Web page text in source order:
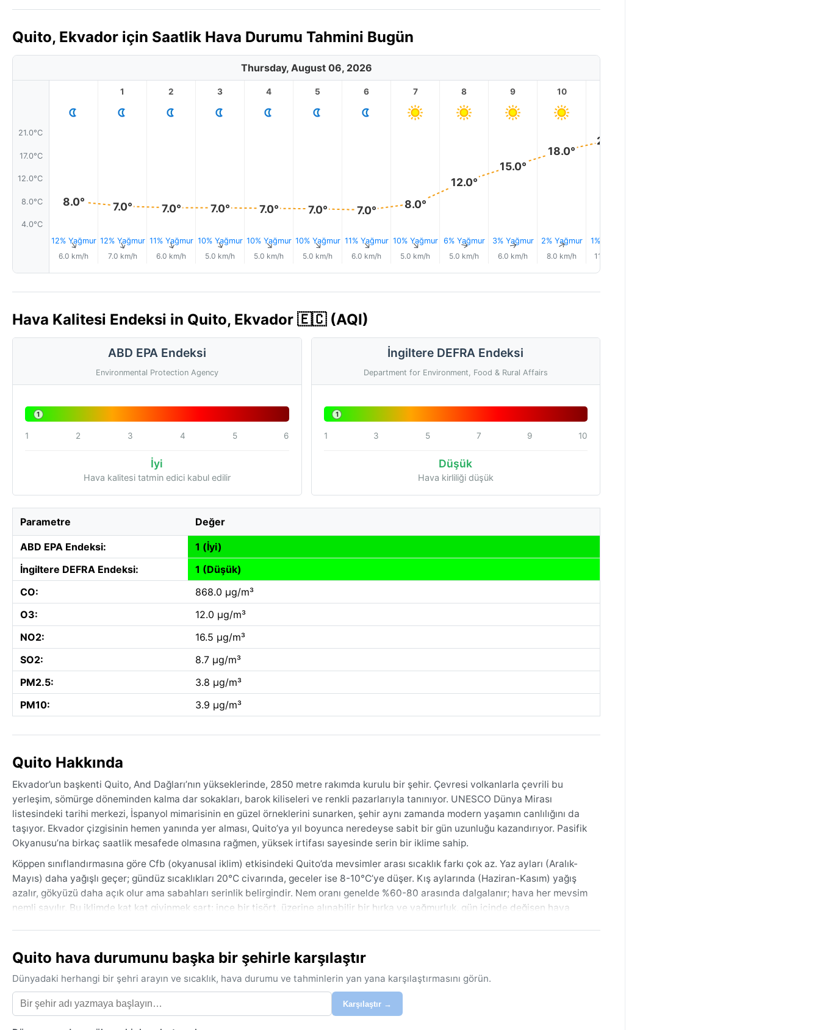
Quito, Ekvador için Saatlik Hava Durumu Tahmini Bugün
Thursday, August 06, 2026
21.0°C
17.0°C
12.0°C
8.0°C
4.0°C
8.0°
12% Yağmur
↑
6.0 km/h
1
7.0°
12% Yağmur
↑
7.0 km/h
2
7.0°
11% Yağmur
↑
6.0 km/h
3
7.0°
10% Yağmur
↑
5.0 km/h
4
7.0°
10% Yağmur
↑
5.0 km/h
5
7.0°
10% Yağmur
↑
5.0 km/h
6
7.0°
11% Yağmur
↑
6.0 km/h
7
8.0°
10% Yağmur
↑
5.0 km/h
8
12.0°
6% Yağmur
↑
5.0 km/h
9
15.0°
3% Yağmur
↑
6.0 km/h
10
18.0°
2% Yağmur
↑
8.0 km/h
20.0°
1% Yağmur
11.0 km/h
Hava Kalitesi Endeksi in Quito, Ekvador 🇪🇨 (AQI)
ABD EPA Endeksi
Environmental Protection Agency
1
1 2 3 4 5 6
İyi
Hava kalitesi tatmin edici kabul edilir
İngiltere DEFRA Endeksi
Department for Environment, Food & Rural Affairs
1
1 3 5 7 9 10
Düşük
Hava kirliliği düşük
Parametre Değer
ABD EPA Endeksi:
1 (İyi)
İngiltere DEFRA Endeksi:
1 (Düşük)
CO:
868.0 µg/m³
O3:
12.0 µg/m³
NO2:
16.5 µg/m³
SO2:
8.7 µg/m³
PM2.5:
3.8 µg/m³
PM10:
3.9 µg/m³
Quito Hakkında
Ekvador’un başkenti Quito, And Dağları’nın yükseklerinde, 2850 metre rakımda kurulu bir şehir. Çevresi volkanlarla çevrili bu
yerleşim, sömürge döneminden kalma dar sokakları, barok kiliseleri ve renkli pazarlarıyla tanınıyor. UNESCO Dünya Mirası
listesindeki tarihi merkezi, İspanyol mimarisinin en güzel örneklerini sunarken, şehir aynı zamanda modern yaşamın canlılığını da
taşıyor. Ekvador çizgisinin hemen yanında yer alması, Quito’ya yıl boyunca neredeyse sabit bir gün uzunluğu kazandırıyor. Pasifik
Okyanusu’na birkaç saatlik mesafede olmasına rağmen, yüksek irtifası sayesinde serin bir iklime sahip.
Köppen sınıflandırmasına göre Cfb (okyanusal iklim) etkisindeki Quito’da mevsimler arası sıcaklık farkı çok az. Yaz ayları (Aralık-
Mayıs) daha yağışlı geçer; gündüz sıcaklıkları 20°C civarında, geceler ise 8-10°C’ye düşer. Kış aylarında (Haziran-Kasım) yağış
azalır, gökyüzü daha açık olur ama sabahları serinlik belirgindir. Nem oranı genelde %60-80 arasında dalgalanır; hava her mevsim
nemli sayılır. Bu iklimde kat kat giyinmek şart: ince bir tişört, üzerine alınabilir bir hırka ve yağmurluk, gün içinde değişen hava
fazladır ve şehrin muhteşem volkan manzaralarını net görmek mümkündür. Yıl boyunca ekvatora yakınlığı sayesinde sıcaklık
istikrarlıdır, bu nedenle mevsim geçişleri sorun yaratmaz. Ancak yüksek rakım nedeniyle güneş koruyucu krem kullanmayı
unutmamak gerekir; UV ışınları burada oldukça güçlüdür. Önemli bir hava olayı olarak, zaman zaman El Niño etkisiyle yağış
rejiminde değişiklikler görülebilir, ancak Quito’da tipik bir muson, sis ya da kar beklenmez. Şehrin serin ve ılıman atmosferi,
ekvatora bu kadar yakın bir noktada böylesine farklı bir iklim yaşamanın şaşırtıcı keyfini sunar.
Quito hava durumunu başka bir şehirle karşılaştır
Dünyadaki herhangi bir şehri arayın ve sıcaklık, hava durumu ve tahminlerin yan yana karşılaştırmasını görün.
Karşılaştır →